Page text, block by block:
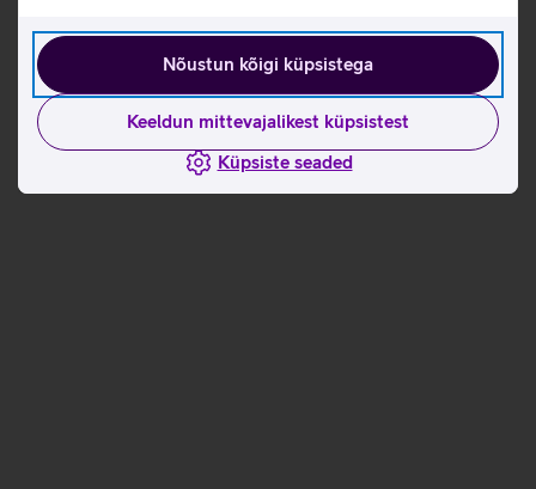
Nõustun kõigi küpsistega
Keeldun mittevajalikest küpsistest
Küpsiste seaded